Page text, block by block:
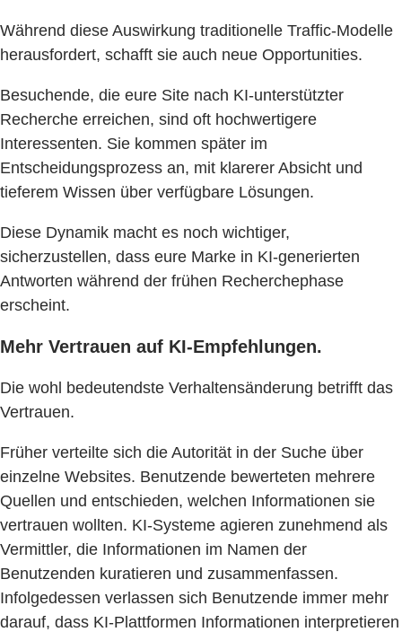
Während diese Auswirkung traditionelle Traffic-Modelle
herausfordert, schafft sie auch neue Opportunities.
Besuchende, die eure Site nach KI-unterstützter
Recherche erreichen, sind oft hochwertigere
Interessenten. Sie kommen später im
Entscheidungsprozess an, mit klarerer Absicht und
tieferem Wissen über verfügbare Lösungen.
Diese Dynamik macht es noch wichtiger,
sicherzustellen, dass eure Marke in KI-generierten
Antworten während der frühen Recherchephase
erscheint.
Mehr Vertrauen auf KI-Empfehlungen.
Die wohl bedeutendste Verhaltensänderung betrifft das
Vertrauen.
Früher verteilte sich die Autorität in der Suche über
einzelne Websites. Benutzende bewerteten mehrere
Quellen und entschieden, welchen Informationen sie
vertrauen wollten. KI-Systeme agieren zunehmend als
Vermittler, die Informationen im Namen der
Benutzenden kuratieren und zusammenfassen.
Infolgedessen verlassen sich Benutzende immer mehr
darauf, dass KI-Plattformen Informationen interpretieren